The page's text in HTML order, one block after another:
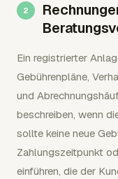
Ein registrierter
Gebührenpläne,
und
beschreiben, wenn
sollte keine neue
Zahlungszeitpunkt
einführen, die der